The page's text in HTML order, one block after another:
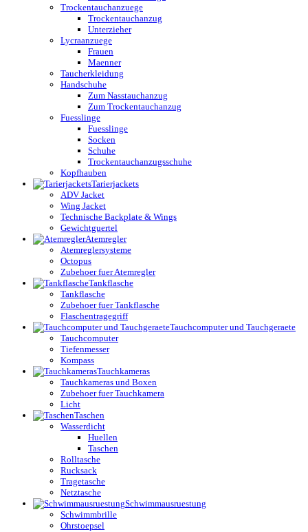
Trockentauchanzuege
Trockentauchanzug
Unterzieher
Lycraanzuege
Frauen
Maenner
Taucherkleidung
Handschuhe
Zum Nasstauchanzug
Zum Trockentauchanzug
Fuesslinge
Fuesslinge
Socken
Schuhe
Trockentauchanzugsschuhe
Kopfhauben
Tarierjackets
ADV Jacket
Wing Jacket
Technische Backplate & Wings
Gewichtguertel
Atemregler
Atemreglersysteme
Octopus
Zubehoer fuer Atemregler
Tankflasche
Tankflasche
Zubehoer fuer Tankflasche
Flaschentragegriff
Tauchcomputer und Tauchgeraete
Tauchcomputer
Tiefenmesser
Kompass
Tauchkameras
Tauchkameras und Boxen
Zubehoer fuer Tauchkamera
Licht
Taschen
Wasserdicht
Huellen
Taschen
Rolltasche
Rucksack
Tragetasche
Netztasche
Schwimmausruestung
Schwimmbrille
Ohrstoepsel